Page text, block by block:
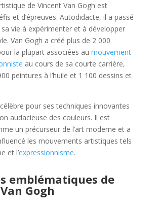
de Vincent Van Gogh est
et d’épreuves. Autodidacte, il a passé
vie à expérimenter et à développer
Van Gogh a créé plus de 2 000
la plupart associées au mouvement
au cours de sa courte carrière,
peintures à l’huile et 1 100 dessins et
pour ses techniques innovantes
audacieuse des couleurs. Il est
un précurseur de l’art moderne et a
les mouvements artistiques tels
et l’expressionnisme.
emblématiques de
Gogh